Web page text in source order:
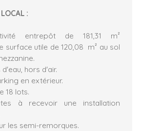
:
entrepôt de 181,31 m²
surface utile de 120,08 m² au sol
hors d'air.
en extérieur.
18 lots.
à recevoir une installation
les semi-remorques.